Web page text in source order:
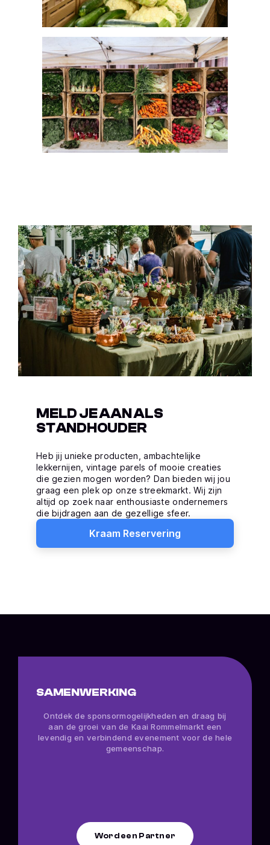
MELD JE AAN ALS
STANDHOUDER
Heb jij unieke producten, ambachtelijke
lekkernijen, vintage parels of mooie creaties
die gezien mogen worden? Dan bieden wij jou
graag een plek op onze streekmarkt. Wij zijn
altijd op zoek naar enthousiaste ondernemers
die bijdragen aan de gezellige sfeer.
Kraam Reservering
SAMENWERKING
Ontdek de sponsormogelijkheden en draag bij
aan de groei van de Kaai Rommelmarkt een
levendig en verbindend evenement voor de hele
gemeenschap.
Word een Partner